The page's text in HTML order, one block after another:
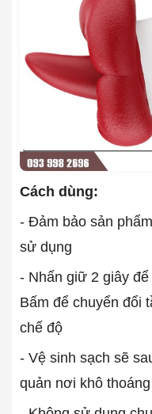
Cách dùng:
- Đảm bảo sản
sử dụng
- Nhấn giữ 2 giây
Bấm để chuyển đổi
chế độ
- Vệ sinh sạch sẽ
quản nơi khô thoáng